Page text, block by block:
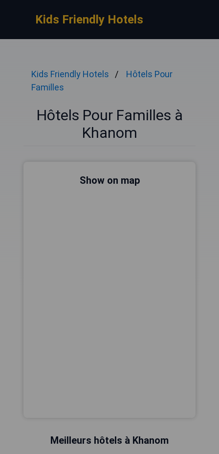
Kids Friendly Hotels
Kids Friendly Hotels
Hôtels Pour
Familles
Hôtels Pour Familles à
Khanom
Show on map
Meilleurs hôtels à Khanom